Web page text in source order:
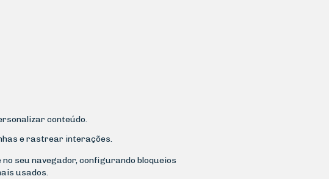
conteúdo.
e rastrear interações.
seu navegador, configurando bloqueios
usados.